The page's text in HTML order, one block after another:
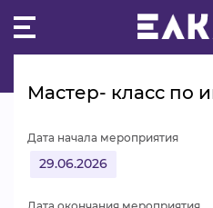
ПУЛЬС
КОНКУРСЫ
Мастер- класс по
Дата начала мероприятия
29.06.2026